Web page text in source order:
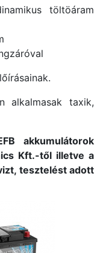
töltöáram
alkalmasak taxik,
akkumulátorok
Kft.-től illetve a
tesztelést adott